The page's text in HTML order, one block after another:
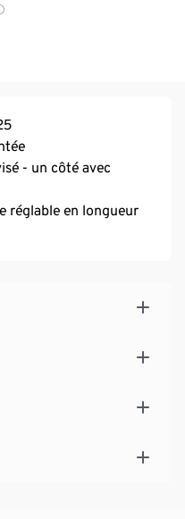
- un côté avec
réglable en longueur